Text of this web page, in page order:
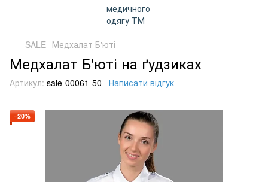
SALE Медхалат Б'юті
Медхалат Б'юті на ґудзиках
Артикул: sale-00061-50 Написати відгук
−20%